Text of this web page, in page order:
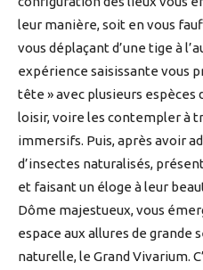
leur manière, soit en vous
vous déplaçant d’une tige à
expérience saisissante vous
tête » avec plusieurs espèces
loisir, voire les contempler à
immersifs. Puis, après avoir
d’insectes naturalisés,
et faisant un éloge à leur
Dôme majestueux, vous
espace aux allures de grande
naturelle, le Grand Vivarium.